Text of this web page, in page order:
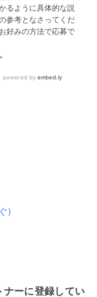
）
ナーに登録してい